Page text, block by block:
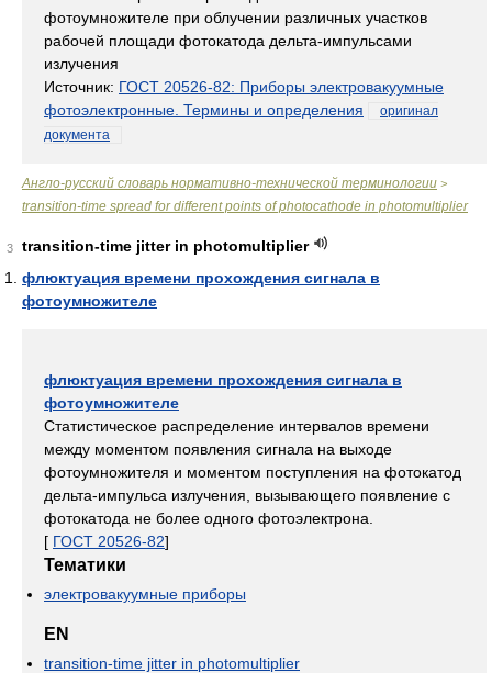
фотоумножителе при облучении различных участков
рабочей площади фотокатода дельта-импульсами
излучения
Источник: ГОСТ 20526-82: Приборы электровакуумные
фотоэлектронные. Термины и определения
оригинал
документа
Англо-русский словарь нормативно-технической терминологии >
transition-time spread for different points of photocathode in photomultiplier
3
transition-time jitter in photomultiplier
флюктуация времени прохождения сигнала в
фотоумножителе
флюктуация времени прохождения сигнала в
фотоумножителе
Статистическое распределение интервалов времени
между моментом появления сигнала на выходе
фотоумножителя и моментом поступления на фотокатод
дельта-импульса излучения, вызывающего появление с
фотокатода не более одного фотоэлектрона.
[ ГОСТ 20526-82]
Тематики
электровакуумные приборы
EN
transition-time jitter in photomultiplier